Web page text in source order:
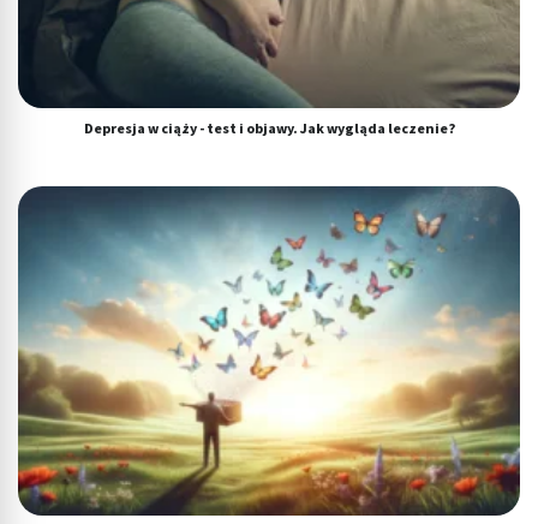
Depresja w ciąży - test i objawy. Jak wygląda leczenie?